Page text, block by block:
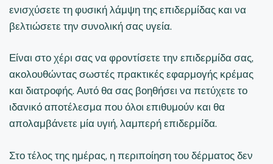
ενισχύσετε τη φυσική λάμψη της επιδερμίδας και να
βελτιώσετε την συνολική σας υγεία.
Είναι στο χέρι σας να φροντίσετε την επιδερμίδα σας,
ακολουθώντας σωστές πρακτικές εφαρμογής κρέμας
και διατροφής. Αυτό θα σας βοηθήσει να πετύχετε το
ιδανικό αποτέλεσμα που όλοι επιθυμούν και θα
απολαμβάνετε μία υγιή, λαμπερή επιδερμίδα.
Στο τέλος της ημέρας, η περιποίηση του δέρματος δεν